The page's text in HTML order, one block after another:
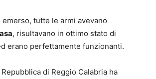
tutte le armi avevano
, risultavano in ottimo stato di
erano perfettamente funzionanti.
di Reggio Calabria ha